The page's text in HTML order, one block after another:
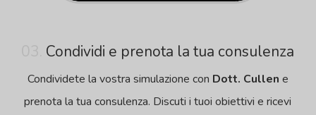
Condividi e prenota la tua consulenza
Condividete la vostra simulazione con Dott. Cullen e
prenota la tua consulenza. Discuti i tuoi obiettivi e ricevi